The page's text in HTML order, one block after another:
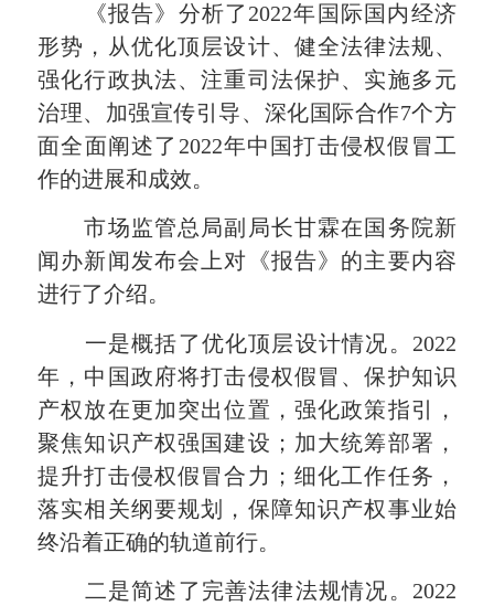
《报告》分析了2022年国际国内经济
形势，从优化顶层设计、健全法律法规、
强化行政执法、注重司法保护、实施多元
治理、加强宣传引导、深化国际合作7个方
面全面阐述了2022年中国打击侵权假冒工
作的进展和成效。
市场监管总局副局长甘霖在国务院新
闻办新闻发布会上对《报告》的主要内容
进行了介绍。
一是概括了优化顶层设计情况。2022
年，中国政府将打击侵权假冒、保护知识
产权放在更加突出位置，强化政策指引，
聚焦知识产权强国建设；加大统筹部署，
提升打击侵权假冒合力；细化工作任务，
落实相关纲要规划，保障知识产权事业始
终沿着正确的轨道前行。
二是简述了完善法律法规情况。2022